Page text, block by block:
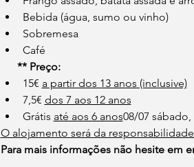
Bebida (água, sumo ou vinho)
Sobremesa
Café
** Preço:
15€ a partir dos 13 anos (inclusive)
7,5€ dos 7 aos 12 anos
Grátis até aos 6 anos08/07 sábado,
O alojamento será da
Para mais informações não hesite em